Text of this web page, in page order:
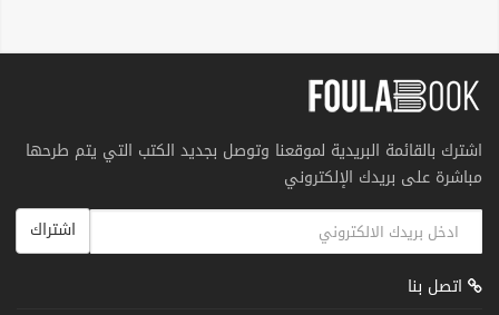
اشترك بالقائمة البريدية لموقعنا وتوصل بجديد الكتب التي يتم طرحها
مباشرة على بريدك الإلكتروني
اشتراك
اتصل بنا